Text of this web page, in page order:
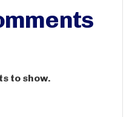
to show.